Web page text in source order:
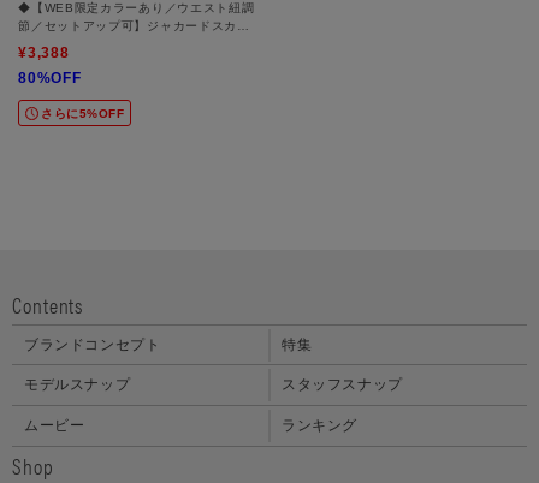
◆【WEB限定カラーあり／ウエスト紐調
節／セットアップ可】ジャカードスカー
ト
¥3,388
80%OFF
さらに5%OFF
Contents
ブランドコンセプト 特集
モデルスナップ スタッフスナップ
ムービー ランキング
Shop